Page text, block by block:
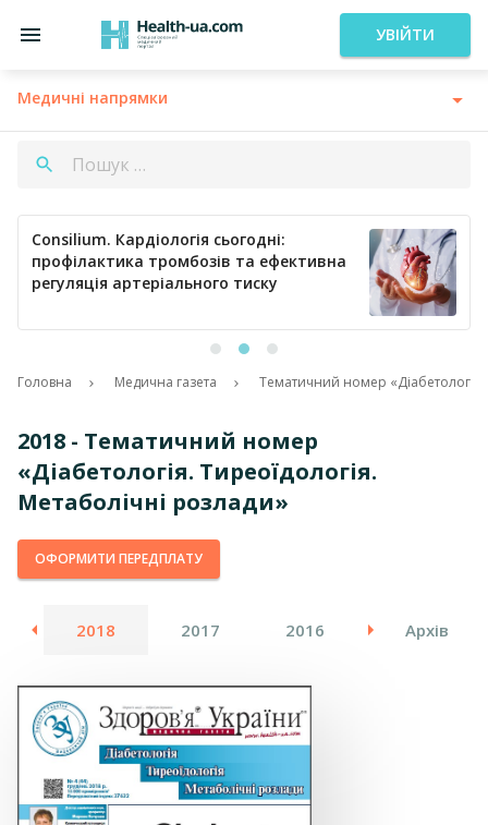
УВІЙТИ
Медичні напрямки
Consilium. Кардіологія сьогодні:
профілактика тромбозів та ефективна
регуляція артеріального тиску
Головна Медична газета Тематичний номер «Діабетологія.
2018 - Тематичний номер
«Діабетологія. Тиреоїдологія.
Метаболічні розлади»
ОФОРМИТИ ПЕРЕДПЛАТУ
2018 2017 2016 2015
Архів